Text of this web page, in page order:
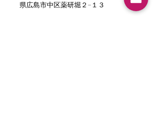
県広島市中区薬研堀２−１３